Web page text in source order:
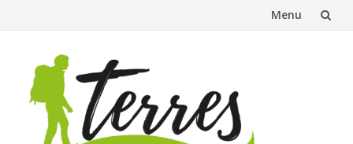
Menu
contenu